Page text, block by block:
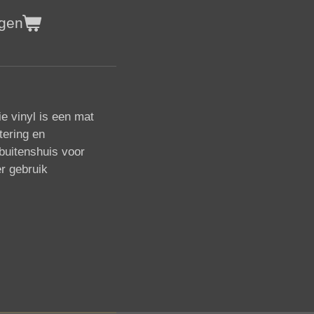
vinyl is een mat
en
voor
gebruik